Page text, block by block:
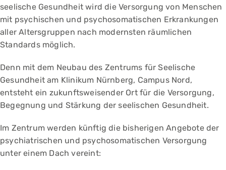
seelische Gesundheit wird die Versorgung von Menschen
mit psychischen und psychosomatischen Erkrankungen
aller Altersgruppen nach modernsten räumlichen
Standards möglich.
Denn mit dem Neubau des Zentrums für Seelische
Gesundheit am Klinikum Nürnberg, Campus Nord,
entsteht ein zukunftsweisender Ort für die Versorgung,
Begegnung und Stärkung der seelischen Gesundheit.
Im Zentrum werden künftig die bisherigen Angebote der
psychiatrischen und psychosomatischen Versorgung
unter einem Dach vereint: